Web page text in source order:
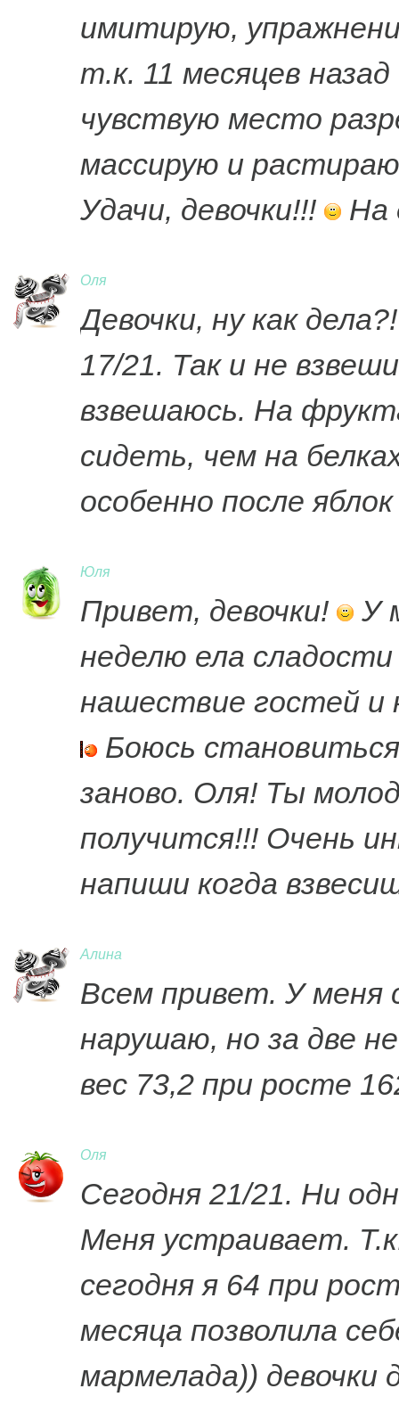
имитирую,
т.к. 11 месяцев
чувствую место
массирую и
Удачи, девочки!!!
На
Оля
Девочки, ну как
17/21. Так и не
взвешаюсь. На
сидеть, чем на
особенно после
Юля
Привет, девочки!
У
неделю ела
нашествие гостей и
Боюсь
заново. Оля! Ты
получится!!! Очень
напиши когда
Алина
Всем привет. У меня
нарушаю, но за две
вес 73,2 при росте
Оля
Сегодня 21/21. Ни
Меня устраивает.
сегодня я 64 при
месяца позволила
мармелада)) девочки